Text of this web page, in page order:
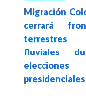
Migración
cerrará
fluviales
elecciones
presidenciales